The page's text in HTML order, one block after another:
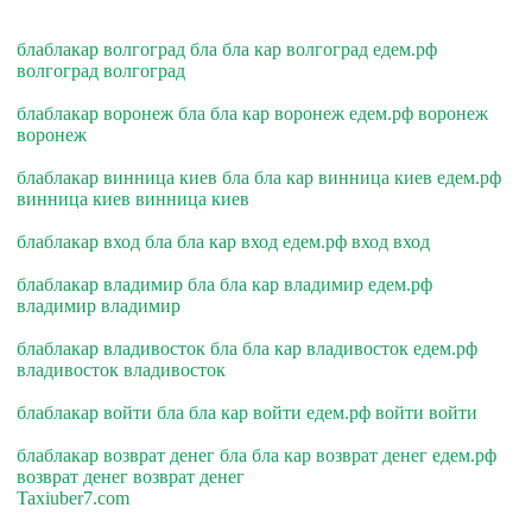
блаблакар волгоград бла бла кар волгоград едем.рф
волгоград волгоград
блаблакар воронеж бла бла кар воронеж едем.рф воронеж
воронеж
блаблакар винница киев бла бла кар винница киев едем.рф
винница киев винница киев
блаблакар вход бла бла кар вход едем.рф вход вход
блаблакар владимир бла бла кар владимир едем.рф
владимир владимир
блаблакар владивосток бла бла кар владивосток едем.рф
владивосток владивосток
блаблакар войти бла бла кар войти едем.рф войти войти
блаблакар возврат денег бла бла кар возврат денег едем.рф
возврат денег возврат денег
Taxiuber7.com